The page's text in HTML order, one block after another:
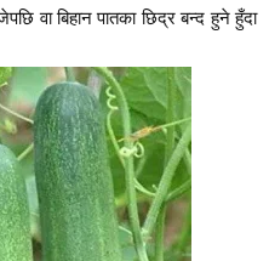
वा बिहान पातका छिद्र बन्द हुने हुँदा